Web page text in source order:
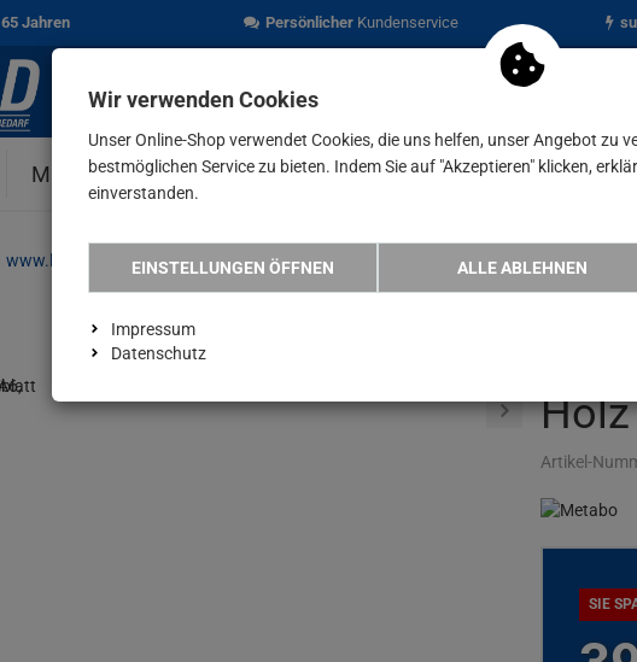
65 Jahren PersönlicherKundenservice
Marken Aktionen Blog
www.lefeld.de Verbrauchsmaterial Metabo Bandsägeblatt 2240x12x0,5 mm
Artikel-
SIE
Wir verwenden Cookies
Unser Online-Shop verwendet Cookies, die uns helfen, unser Angebot zu
bestmöglichen Service zu bieten. Indem Sie auf "Akzeptieren" klicken,
einverstanden.
EINSTELLUNGEN ÖFFNEN ALLE ABLEHNEN
Impressum
Datenschutz